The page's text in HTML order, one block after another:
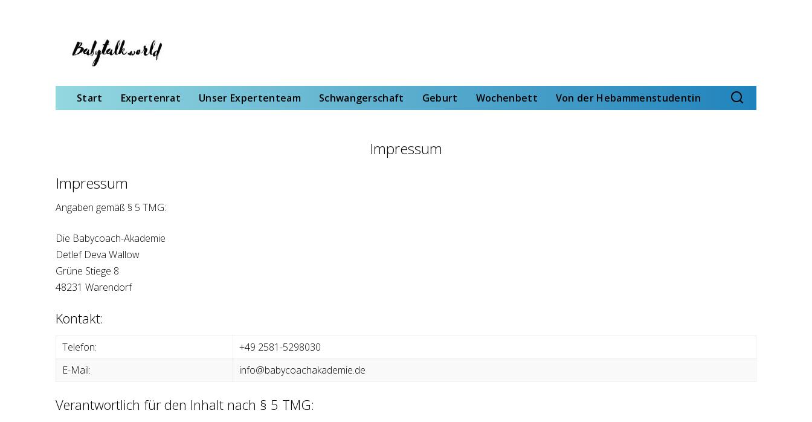
Start Expertenrat Unser Expertenteam Schwangerschaft Geburt Wochenbett Von der Hebammenstudentin
Impressum
Impressum
Angaben gemäß § 5 TMG:
Die Babycoach-Akademie
Detlef Deva Wallow
Grüne Stiege 8
48231 Warendorf
Kontakt:
Telefon:
+49 2581-5298030
E-Mail:
info@babycoachakademie.de
Verantwortlich für den Inhalt nach § 5 TMG: